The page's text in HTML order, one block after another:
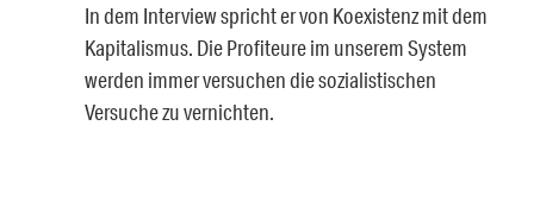
In dem Interview spricht er von Koexistenz mit dem
Kapitalismus. Die Profiteure im unserem System
werden immer versuchen die sozialistischen
Versuche zu vernichten.